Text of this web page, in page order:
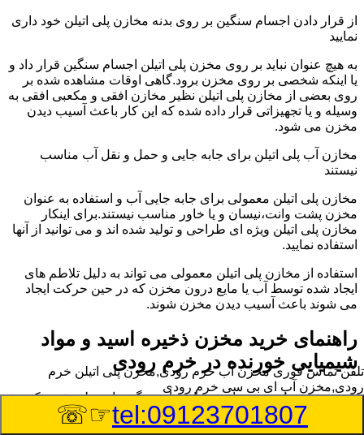
از قرار دادن اجسام سنگین بر روی بدنه مخازن پلی اتیلن خود داری
نمایید
به هیچ عنوان نباید بر روی مخزن پلی اتیلن اجسام سنگین قرار داد و
یا اینکه شخصی بر روی مخزن برود.گاهی اوقات مشاهده شده بر
روی بعضی از مخازن پلی اتیلن نظیر مخازن افقی و مکعبی افقی به
وسیله و یا تجهیزاتی قرار داده شده که این کار باعث آسیب دیدن
مخزن می شود.
مخازن آب پلی اتیلن برای جابه جایی و حمل و نقل آب مناسب
نیستند
مخازن پلی اتیلن معمولی برای جابه جایی آب و استفاده به عنوان
مخزن پشت وانت،نیسان و یا خاور مناسب نیستند.برای اینکار
مخازن پلی اتیلن ویژه ای طراحی و تولید شده اند و می توانید از آنها
استفاده نمایید.
استفاده از مخازن پلی اتیلن معمولی می تواند به دلیل تلاطم های
ایجاد شده توسط آب یا مایع درون مخزن که در حین حرکت ایجاد
می شوند باعث آسیب دیدن مخزن شوند.
راهنمای خرید مخزن ذخیره اسید و مواد
شیمیایی خورنده در خرم رودی
مخزن ذخیره اسید و مواد شیمیایی باید به گونه ای تولید شوند که
بتوانند در برابر چگالی نسبتا بالا و خورندگی انواع اسیدها مقاومت
کافی داشته باشند.به همین دلیل نمی توان در هر مخزنی اسید و مواد
تلفن تماس فوریمخزن آب خرم رودی,مخزن پلی اتیلن خرم
رودی,مخزن آب ای بی سی خرم رودی
tel:09123701807
☞☏